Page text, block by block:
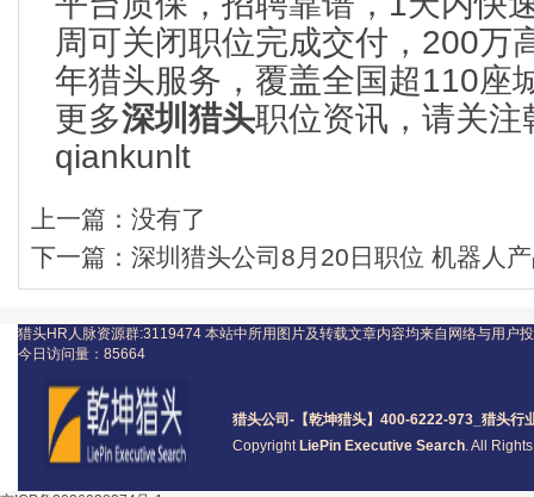
周可关闭职位完成交付，200万
年猎头服务，覆盖全国超110座
更多深圳猎头职位资讯，请关
qiankunlt
上一篇： 没有了
下一篇： 深圳猎头公司8月20日职位 机器人
猎头公司 -【乾坤猎头】400-6222-973_ 猎头行
Copyright LiePin Executive Search. All
猎头HR人脉资源群:3119474 本站中所用图片及转载文章内容均来自网络与用户
今日访问量： 85664